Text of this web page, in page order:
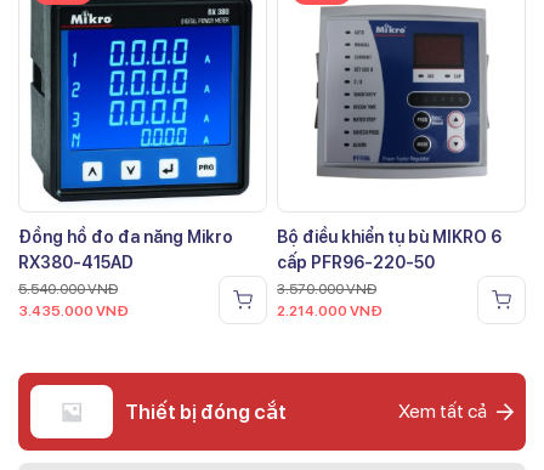
Đồng hồ đo đa năng Mikro
RX380-415AD
5.540.000VNĐ
3.435.000 VNĐ
Bộ điều khiển tụ bù MIKRO 6
cấp PFR96-220-50
3.570.000VNĐ
2.214.000 VNĐ
Thiết bị đóng cắt Xem tất cả